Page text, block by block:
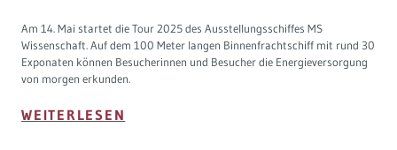
Am 14. Mai startet die Tour 2025 des Ausstellungsschiffes MS
Wissenschaft. Auf dem 100 Meter langen Binnenfrachtschiff mit rund 30
Exponaten können Besucherinnen und Besucher die Energieversorgung
von morgen erkunden.
WEITERLESEN